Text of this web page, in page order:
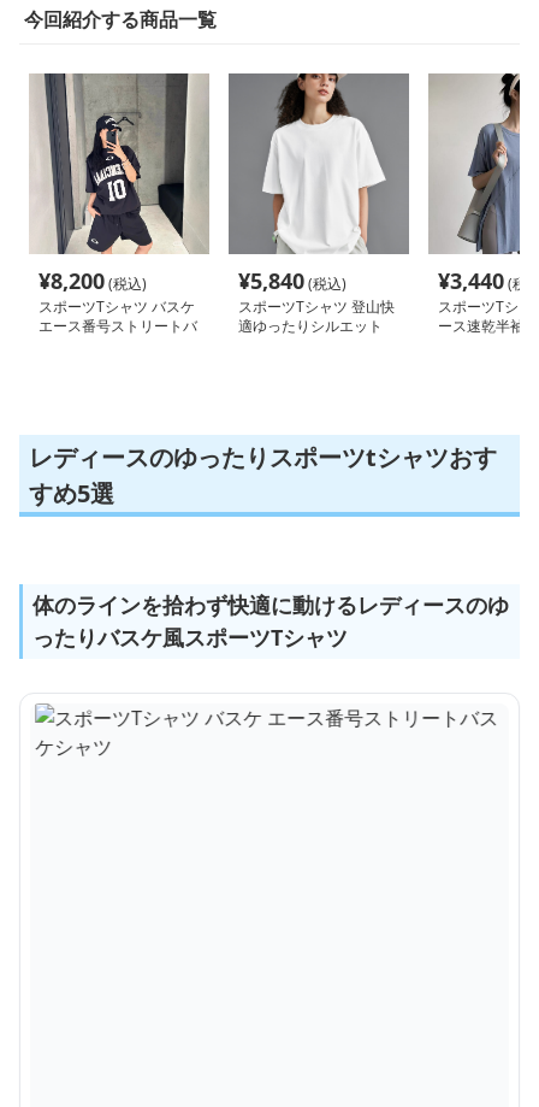
今回紹介する商品一覧
¥8,200(税込)
スポーツTシャツ バスケ
¥5,840(税込)
スポーツTシャツ 登山快
¥3,440(税
スポーツTシャ
レディースのゆったりスポーツtシャツおす
すめ5選
体のラインを拾わず快適に動けるレディースのゆ
ったりバスケ風スポーツTシャツ